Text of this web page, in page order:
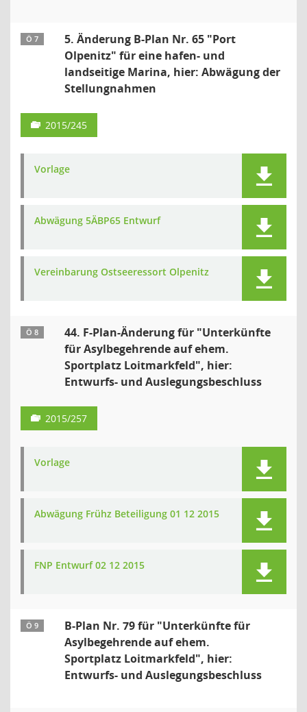
Ö 7
5. Änderung B-Plan Nr. 65 "Port
Olpenitz" für eine hafen- und
landseitige Marina, hier: Abwägung der
Stellungnahmen
2015/245
Vorlage
Abwägung 5ÄBP65 Entwurf
Vereinbarung Ostseeressort Olpenitz
Ö 8
44. F-Plan-Änderung für "Unterkünfte
für Asylbegehrende auf ehem.
Sportplatz Loitmarkfeld", hier:
Entwurfs- und Auslegungsbeschluss
2015/257
Vorlage
Abwägung Frühz Beteiligung 01 12 2015
FNP Entwurf 02 12 2015
Ö 9
B-Plan Nr. 79 für "Unterkünfte für
Asylbegehrende auf ehem.
Sportplatz Loitmarkfeld", hier:
Entwurfs- und Auslegungsbeschluss